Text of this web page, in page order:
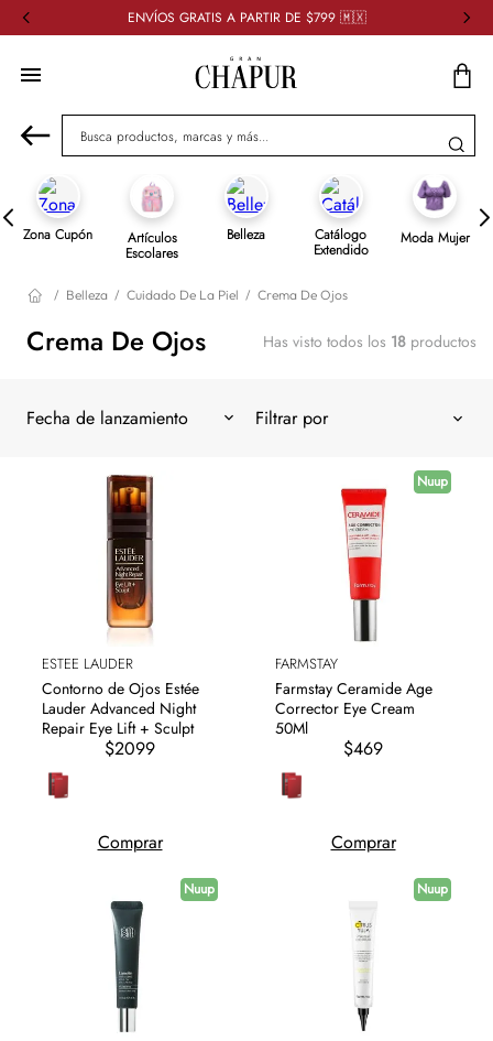
ENVÍOS GRATIS A PARTIR DE $799 🇲🇽
Busca productos, marcas y más...
Zona Cupón Artículos
Escolares
Belleza Catálogo
Extendido
Moda Mujer
Belleza Cuidado De La Piel Crema De Ojos
Crema De Ojos Has visto todos los 18 productos
Fecha de lanzamiento
ESTEE LAUDER
Contorno de Ojos Estée
Lauder Advanced Night
Repair Eye Lift + Sculpt
$2099
Comprar
Nuup
FARMSTAY
Farmstay Ceramide Age
Corrector Eye Cream
50Ml
$469
Comprar
Nuup Nuup